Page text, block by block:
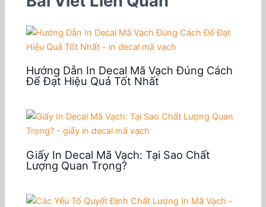
Hướng Dẫn In Decal Mã Vạch Đúng Cách
Để Đạt Hiệu Quả Tốt Nhất
Giấy In Decal Mã Vạch: Tại Sao Chất
Lượng Quan Trọng?